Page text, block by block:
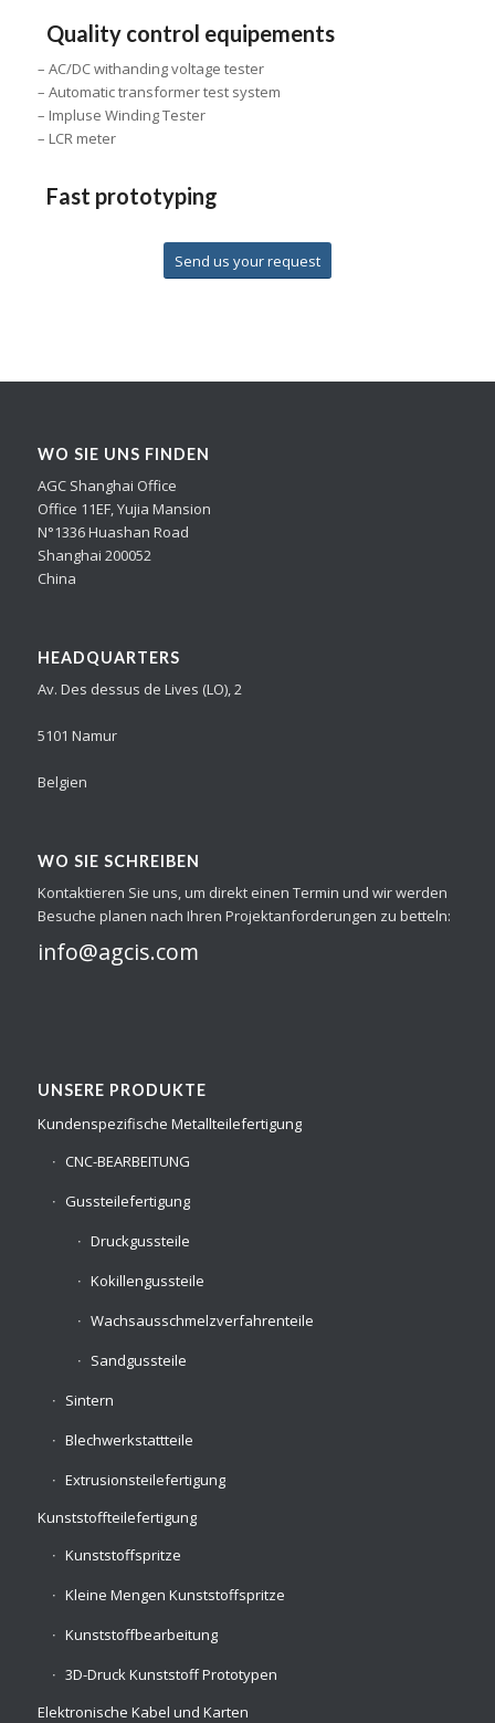
Quality control equipements
– AC/DC withanding voltage tester
– Automatic transformer test system
– Impluse Winding Tester
– LCR meter
Fast prototyping
Send us your request
WO SIE UNS FINDEN
AGC Shanghai Office
Office 11EF, Yujia Mansion
N°1336 Huashan Road
Shanghai 200052
China
HEADQUARTERS
Av. Des dessus de Lives (LO), 2
5101 Namur
Belgien
WO SIE SCHREIBEN
Kontaktieren Sie uns, um direkt einen Termin und wir werden
Besuche planen nach Ihren Projektanforderungen zu betteln:
info@agcis.com
UNSERE PRODUKTE
Kundenspezifische Metallteilefertigung
CNC-BEARBEITUNG
Gussteilefertigung
Druckgussteile
Kokillengussteile
Wachsausschmelzverfahrenteile
Sandgussteile
Sintern
Blechwerkstattteile
Extrusionsteilefertigung
Kunststoffteilefertigung
Kunststoffspritze
Kleine Mengen Kunststoffspritze
Kunststoffbearbeitung
3D-Druck Kunststoff Prototypen
Elektronische Kabel und Karten